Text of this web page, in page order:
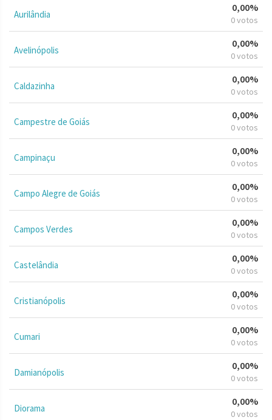
Aurilândia
0,00%
0 votos
Avelinópolis
0,00%
0 votos
Caldazinha
0,00%
0 votos
Campestre de Goiás
0,00%
0 votos
Campinaçu
0,00%
0 votos
Campo Alegre de Goiás
0,00%
0 votos
Campos Verdes
0,00%
0 votos
Castelândia
0,00%
0 votos
Cristianópolis
0,00%
0 votos
Cumari
0,00%
0 votos
Damianópolis
0,00%
0 votos
Diorama
0,00%
0 votos